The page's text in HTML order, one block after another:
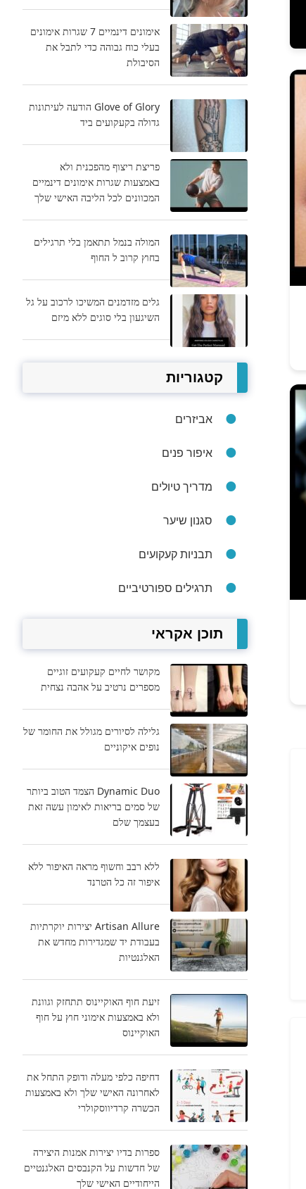
אימונים דינמיים 7 שגרות אימונים
בעלי כוח גבוהה כדי לתבל את
הסיבולת
Glove of Glory הודעה לעיתונות
גדולה בקעקועים ביד
פריצת ריצוף מהפכנית ולא
באמצעות שגרות אימונים דינמיים
המכוונים לכל הליבה האישי שלך
המולה בנמל תתאמן בלי תרגילים
בחוץ קרוב ל החוף
גלים מזדמנים המשיכו לרכוב על גל
השיגעון בלי סוגים ללא מיזם
קטגוריות
אביזרים
איפור פנים
מדריך טיולים
סגנון שיער
תבניות קעקועים
תרגילים ספורטיביים
תוכן אקראי
מקושר לחיים קעקועים זוגיים
מספרים נרטיב על אהבה נצחית
גלילה לסיורים מגולל את החומר של
נופים איקוניים
Dynamic Duo הצמד הטוב ביותר
של סמים בריאות לאימון עשה זאת
בעצמך שלם
ללא רבב וחשוף מראה האיפור ללא
איפור זה כל הטרנד
Artisan Allure יצירות יוקרתיות
בעבודת יד שמגדירות מחדש את
האלגנטיות
זיעת חוף האוקיינוס תתחזק וגוונת
ולא באמצעות אימוני חוץ על חוף
האוקיינוס
דחיפה כלפי מעלה ודופק התחל את
לאחרונה האישי שלך ולא באמצעות
הכשרה קרדיווסקולרי
ספרות בדיו יצירות אמנות היצירה
של חדשות על הקנבסים האלגנטיים
הייחודיים האישי שלך